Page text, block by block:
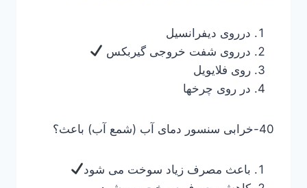
درروی دیفرانسیل
درروی شفت خروجی گیربکس
روی فلایویل
در روی چرخها
40-خرابی سنسور دمای آب (شمع آب) باعث؟
باعث مصرف زیاد سوخت می شود